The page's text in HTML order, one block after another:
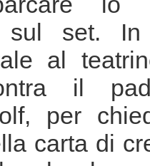
sul set.
al
il
per
carta di